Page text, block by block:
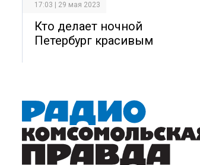
17:03 | 29 мая 2023
Кто делает ночной
Петербург красивым